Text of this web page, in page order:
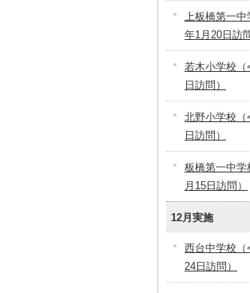
上板橋第一中
年1月20日訪問
若木小学校（
日訪問）
北野小学校（
日訪問）
板橋第一中学
月15日訪問）
12月実施
西台中学校（
24日訪問）